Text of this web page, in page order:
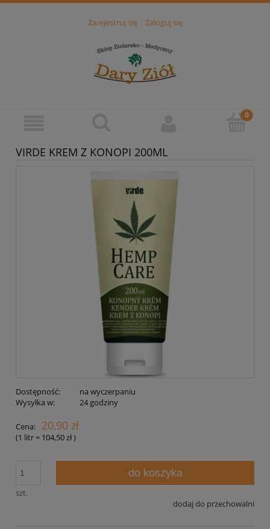
Zarejestruj się Zaloguj się
VIRDE KREM Z KONOPI 200ML
Dostępność:
na wyczerpaniu
Wysyłka w:
24 godziny
Cena: 20,90 zł
(1 litr= 104,50 zł)
szt.
do koszyka
dodaj do przechowalni